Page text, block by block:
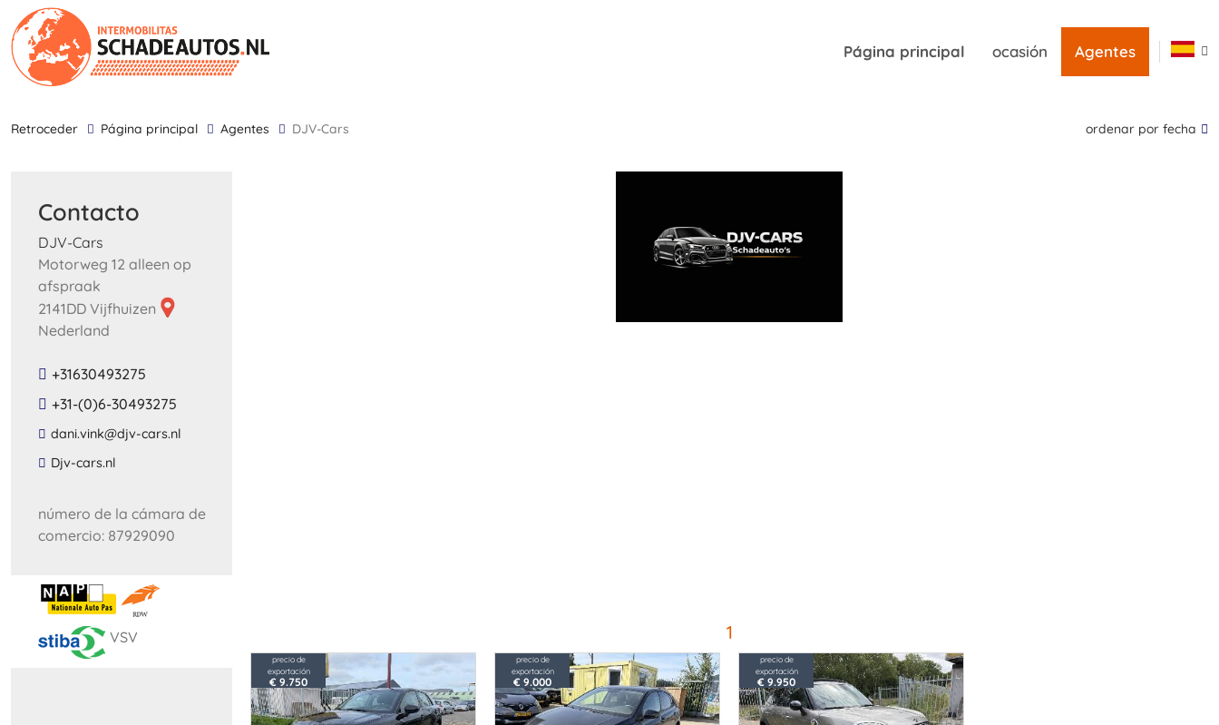
Página principal ocasión Agentes
retroceder Página principal Agentes DJV-Cars ordenar por fecha
Contacto
DJV-Cars
Motorweg 12 alleen op
afspraak
2141DD Vijfhuizen
Nederland
+31630493275
+31-(0)6-30493275
​dani​.​vink​@​djv​-​cars​.​nl​
​Djv​-​cars​.​nl​
número de la cámara de
comercio: 87929090
VSV 1
precio de
exportación
€ 9.750
precio de
exportación
€ 9.000
precio de
exportación
€ 9.950